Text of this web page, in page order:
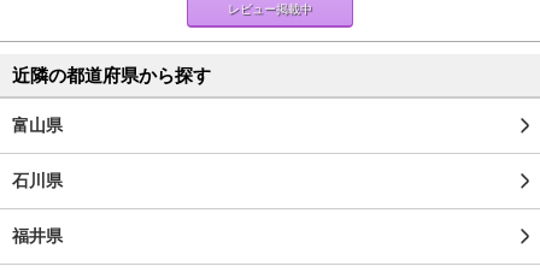
レビュー掲載中
近隣の都道府県から探す
富山県
石川県
福井県